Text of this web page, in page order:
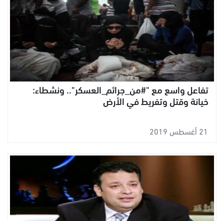
تفاعل واسع مع "#من_جرائم_العسكر".. ونشطاء:
خيانة وقتل وتفريط في الأرض
21 أغسطس 2019